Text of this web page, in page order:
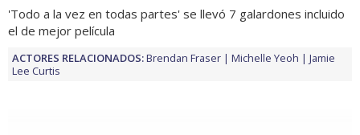
'Todo a la vez en todas partes' se llevó 7 galardones incluido
el de mejor película
ACTORES RELACIONADOS:Brendan Fraser Michelle Yeoh
Jamie
Lee Curtis